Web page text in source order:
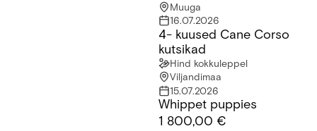
Muuga
16.07.2026
4- kuused Cane Corso kutsikad4- kuused Cane Corso
kutsikad
Hind kokkuleppel
Viljandimaa
15.07.2026
Whippet puppies
1 800,00 €